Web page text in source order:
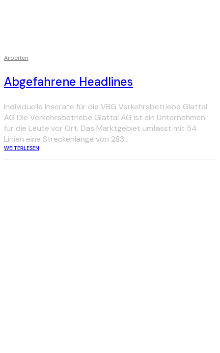
Arbeiten
Abgefahrene Headlines
Individuelle Inserate für die VBG Verkehrsbetriebe Glattal
AG Die Verkehrsbetriebe Glattal AG ist ein Unternehmen
für die Leute vor Ort. Das Marktgebiet umfasst mit 54
Linien eine Streckenlänge von 283...
WEITERLESEN